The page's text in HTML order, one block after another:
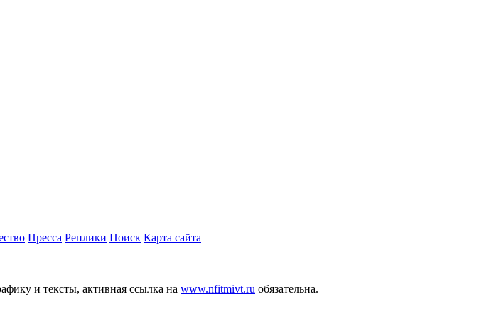
Пресса Реплики Поиск Карта сайта
и тексты, активная ссылка на www.nfitmivt.ru обязательна.